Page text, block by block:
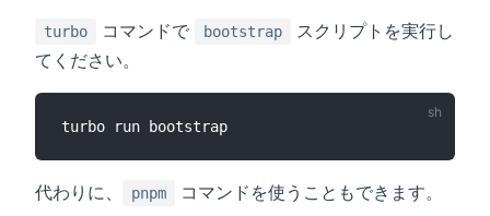
turbo コマンドで bootstrap
スクリプトを実行し
てください。
代わりに、 pnpm コマンドを使うこともできます。